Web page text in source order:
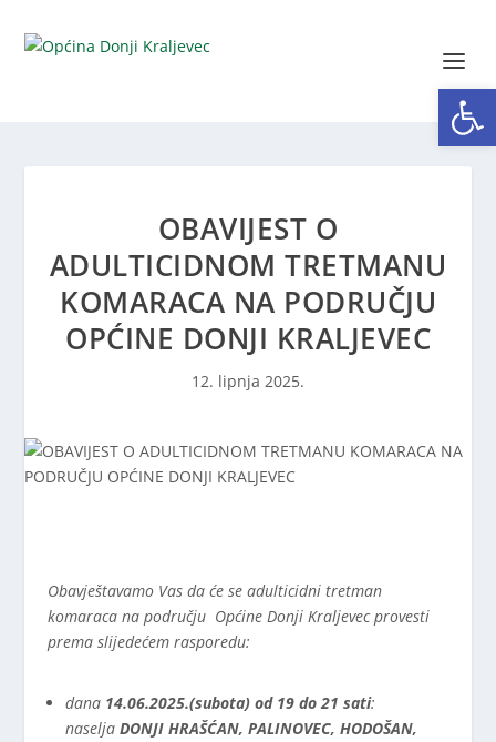
OBAVIJEST O
ADULTICIDNOM TRETMANU
KOMARACA NA PODRUČJU
OPĆINE DONJI KRALJEVEC
12. lipnja 2025.
Obavještavamo Vas da će se adulticidni tretman
komaraca na području Općine Donji Kraljevec provesti
prema slijedećem rasporedu:
dana 14.06.2025.(subota) od 19 do 21 sati:
naselja DONJI HRAŠĆAN, PALINOVEC, HODOŠAN,
Open toolbar